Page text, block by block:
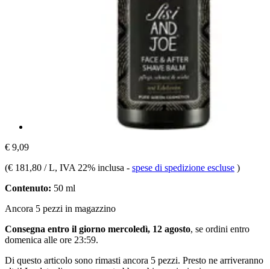
€ 9,09
(€ 181,80 / L, IVA 22% inclusa - spese di spedizione escluse )
Contenuto: 50 ml
Ancora 5 pezzi in magazzino
Consegna entro il giorno mercoledì, 12 agosto, se ordini entro
domenica alle ore 23:59.
Di questo articolo sono rimasti ancora 5 pezzi. Presto ne arriveranno